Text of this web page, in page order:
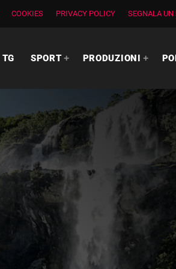
COOKIES PRIVACY POLICY SEGNALA UN
TG SPORT PRODUZIONI